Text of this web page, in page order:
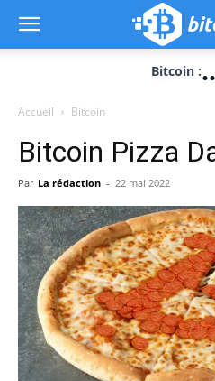
Bitcoin :
Accueil Bitcoin
Bitcoin Pizza
Par La rédaction - 22 mai 2022